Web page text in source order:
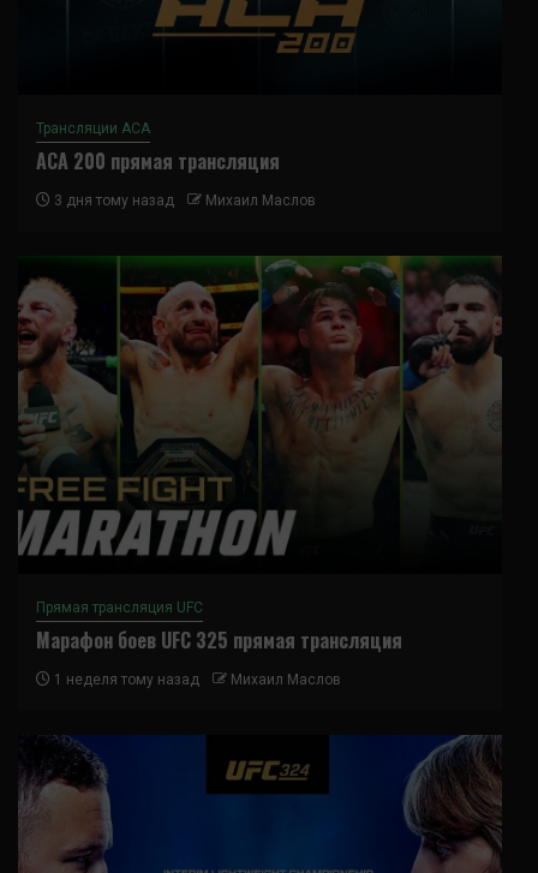
Трансляции ACA
ACA 200 прямая трансляция
3 дня тому назад Михаил Маслов
Прямая трансляция UFC
Марафон боев UFC 325 прямая трансляция
1 неделя тому назад Михаил Маслов